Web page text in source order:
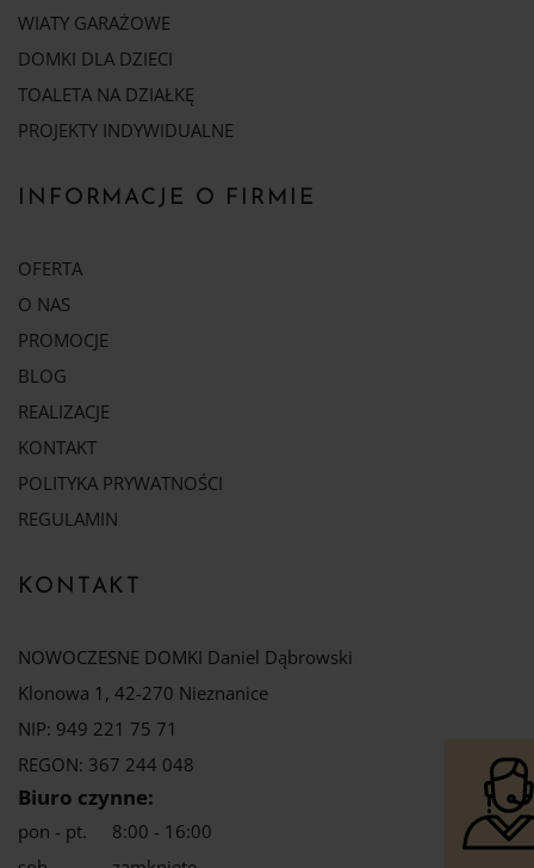
WIATY GARAŻOWE
DOMKI DLA DZIECI
TOALETA NA DZIAŁKĘ
PROJEKTY INDYWIDUALNE
INFORMACJE O FIRMIE
OFERTA
O NAS
PROMOCJE
BLOG
REALIZACJE
KONTAKT
POLITYKA PRYWATNOŚCI
REGULAMIN
KONTAKT
NOWOCZESNE DOMKI Daniel Dąbrowski
Klonowa 1, 42-270 Nieznanice
NIP: 949 221 75 71
REGON: 367 244 048
Biuro czynne:
pon - pt.
8:00 - 16:00